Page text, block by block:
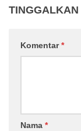
Komentar*
Nama *